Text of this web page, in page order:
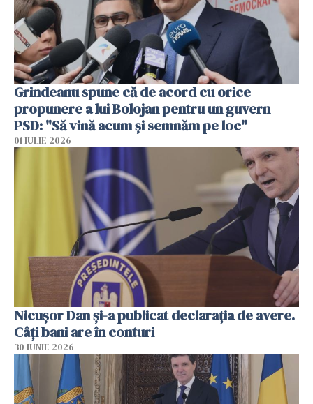
Grindeanu spune că de acord cu orice
propunere a lui Bolojan pentru un guvern
PSD: "Să vină acum și semnăm pe loc"
01 IULIE 2026
Nicuşor Dan şi-a publicat declaraţia de avere.
Câți bani are în conturi
30 IUNIE 2026